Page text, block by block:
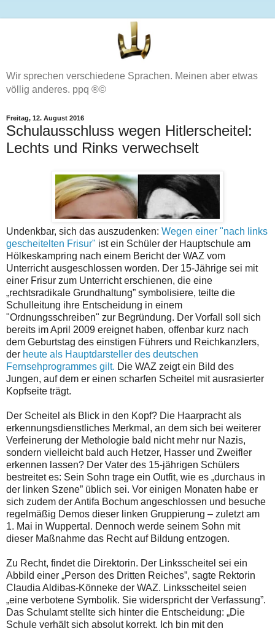
Wir sprechen verschiedene Sprachen. Meinen aber etwas
völlig anderes. ppq ®©
Freitag, 12. August 2016
Schulausschluss wegen Hitlerscheitel:
Lechts und Rinks verwechselt
Undenkbar, sich das auszudenken: Wegen einer "nach links
gescheitelten Frisur" ist ein Schüler der Hauptschule am
Hölkeskampring nach einem Bericht der WAZ vom
Unterricht ausgeschlossen worden. Der 15-Jährige sei mit
einer Frisur zum Unterricht erschienen, die eine
„rechtsradikale Grundhaltung” symbolisiere, teilte die
Schulleitung ihre Entscheidung in einem
"Ordnungsschreiben" zur Begründung. Der Vorfall soll sich
bereits im April 2009 ereignet haben, offenbar kurz nach
dem Geburtstag des einstigen Führers und Reichkanzlers,
der heute als Hauptdarsteller des deutschen
Fernsehprogrammes gilt. Die WAZ zeigt ein Bild des
Jungen, auf dem er einen scharfen Scheitel mit ausrasierter
Kopfseite trägt.
Der Scheitel als Blick in den Kopf? Die Haarpracht als
erkennungsdienstliches Merkmal, an dem sich bei weiterer
Verfeinerung der Methologie bald nicht mehr nur Nazis,
sondern vielleicht bald auch Hetzer, Hasser und Zweifler
erkennen lassen? Der Vater des 15-jährigen Schülers
bestreitet es: Sein Sohn trage ein Outfit, wie es „durchaus in
der linken Szene” üblich sei. Vor einigen Monaten habe er
sich zudem der Antifa Bochum angeschlossen und besuche
regelmäßig Demos dieser linken Gruppierung – zuletzt am
1. Mai in Wuppertal. Dennoch werde seinem Sohn mit
dieser Maßnahme das Recht auf Bildung entzogen.
Zu Recht, findet die Direktorin. Der Linksscheitel sei ein
Abbild einer „Person des Dritten Reiches”, sagte Rektorin
Claudia Aldibas-Könneke der WAZ. Linksscheitel seien
„eine verbotene Symbolik. Sie widerspricht der Verfassung”.
Das Schulamt stellte sich hinter die Entscheidung: „Die
Schule verhält sich absolut korrekt. Ich bin mit den